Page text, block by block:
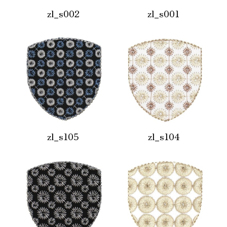
zl_s002 zl_s001
zl_s105 zl_s104